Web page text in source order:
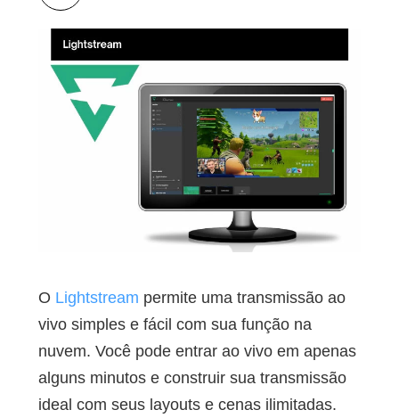
O Lightstream permite uma transmissão ao
vivo simples e fácil com sua função na
nuvem. Você pode entrar ao vivo em apenas
alguns minutos e construir sua transmissão
ideal com seus layouts e cenas ilimitadas.